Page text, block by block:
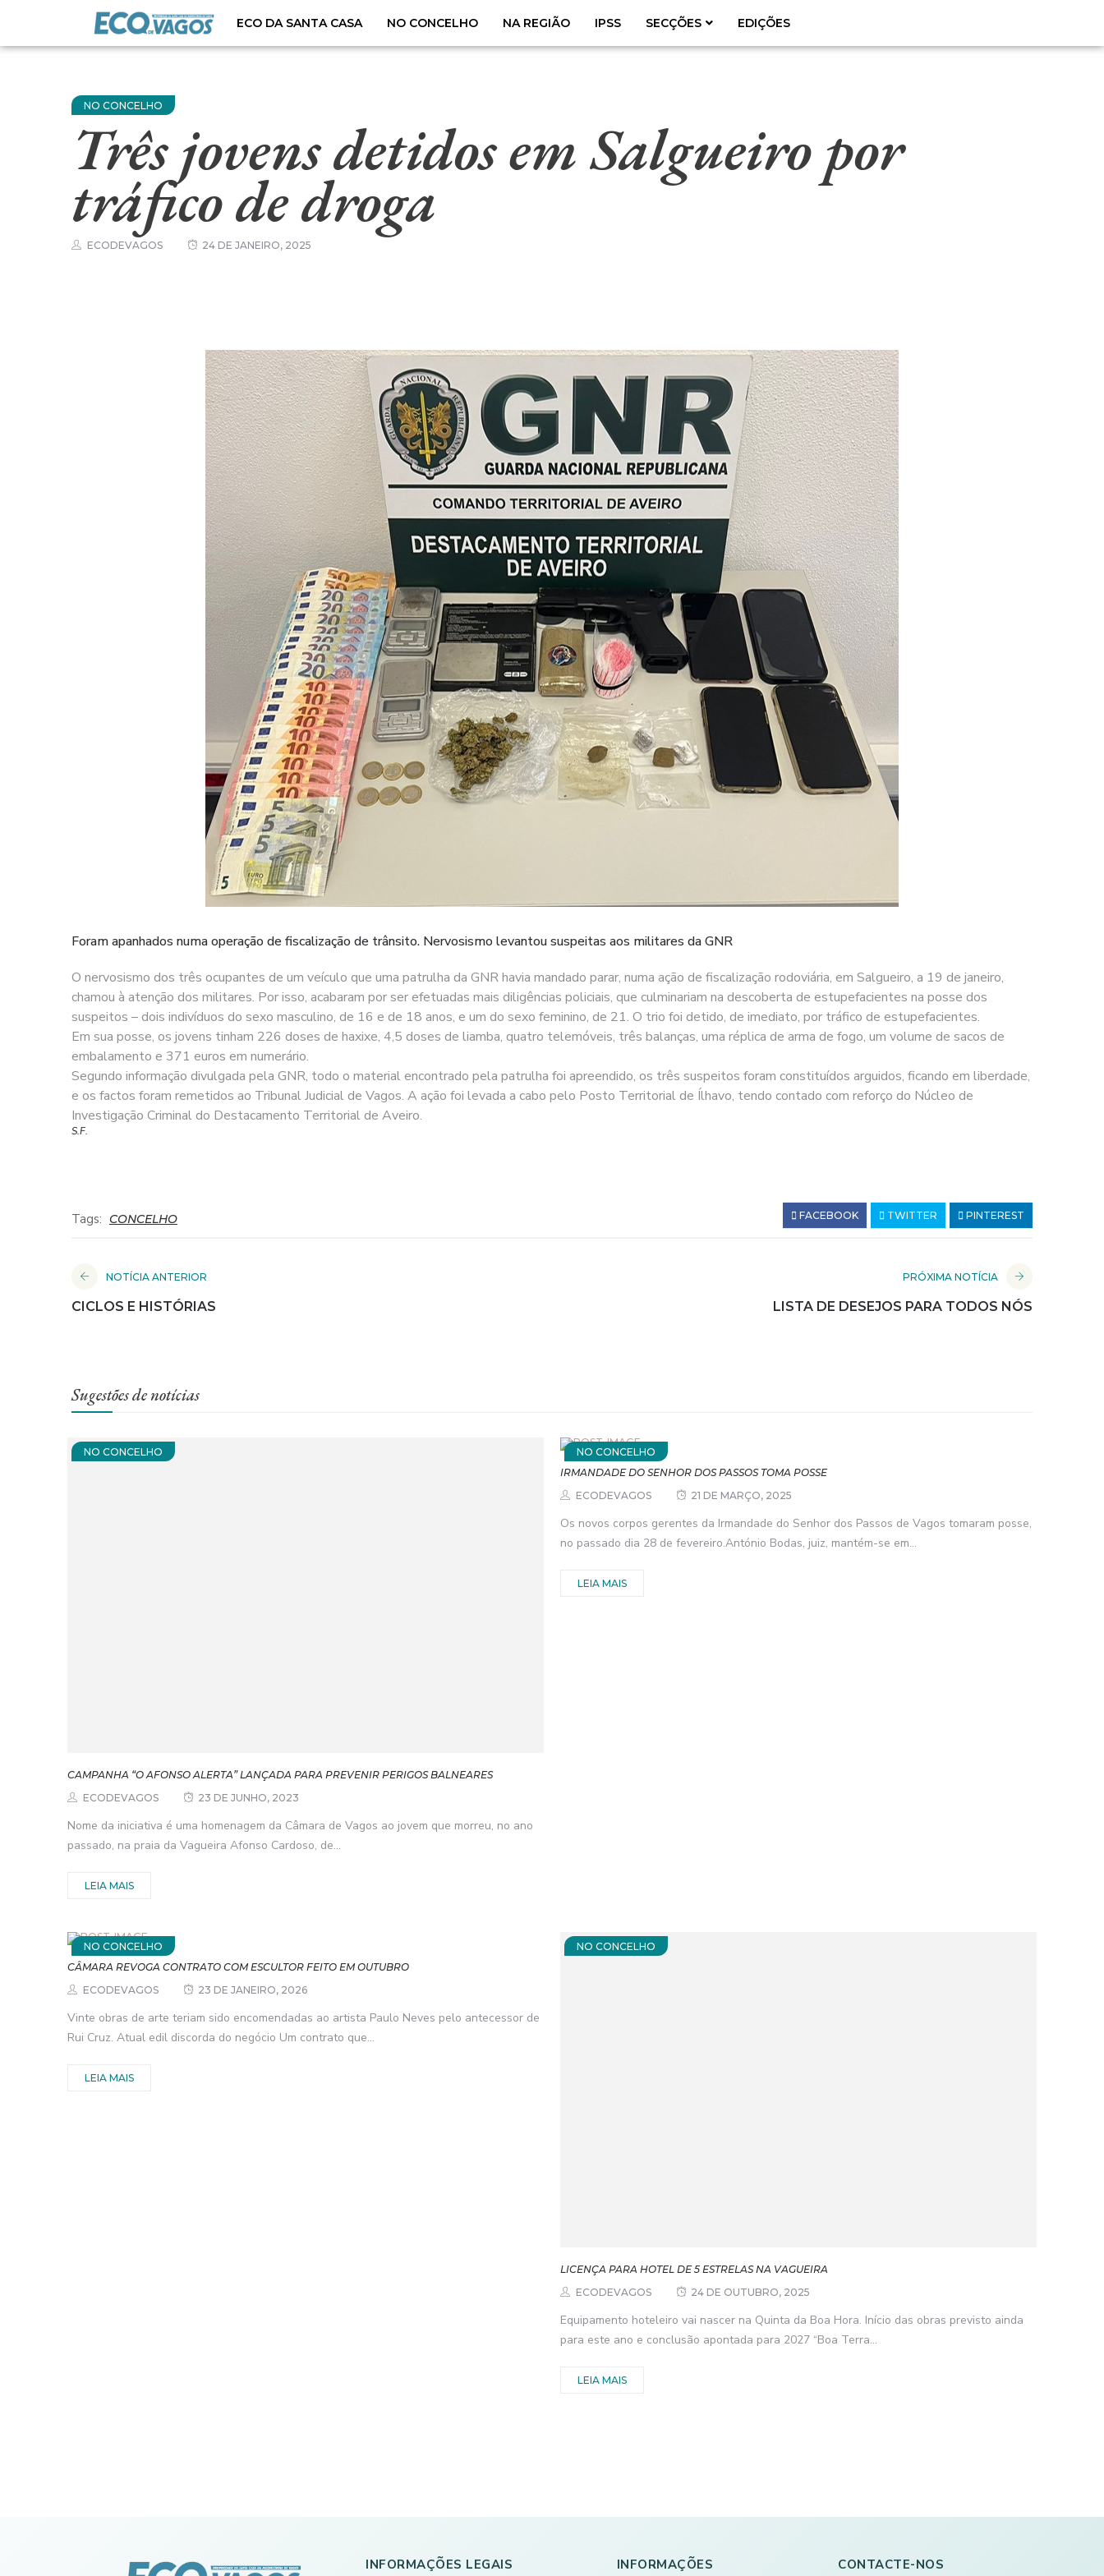
ECO DA SANTA CASA NO CONCELHO NA REGIÃO IPSS SECÇÕES EDIÇÕES
NO CONCELHO
Três jovens detidos em Salgueiro por
tráfico de droga
ECODEVAGOS 24 DE JANEIRO, 2025
Foram apanhados numa operação de fiscalização de trânsito. Nervosismo levantou suspeitas aos militares da GNR
O nervosismo dos três ocupantes de um veículo que uma patrulha da GNR havia mandado parar, numa ação de fiscalização rodoviária, em Salgueiro, a 19 de janeiro,
chamou à atenção dos militares. Por isso, acabaram por ser efetuadas mais diligências policiais, que culminariam na descoberta de estupefacientes na posse dos
suspeitos – dois indivíduos do sexo masculino, de 16 e de 18 anos, e um do sexo feminino, de 21. O trio foi detido, de imediato, por tráfico de estupefacientes.
Em sua posse, os jovens tinham 226 doses de haxixe, 4,5 doses de liamba, quatro telemóveis, três balanças, uma réplica de arma de fogo, um volume de sacos de
embalamento e 371 euros em numerário.
Segundo informação divulgada pela GNR, todo o material encontrado pela patrulha foi apreendido, os três suspeitos foram constituídos arguidos, ficando em liberdade,
e os factos foram remetidos ao Tribunal Judicial de Vagos. A ação foi levada a cabo pelo Posto Territorial de Ílhavo, tendo contado com reforço do Núcleo de
Investigação Criminal do Destacamento Territorial de Aveiro.
S.F.
Tags: CONCELHO FACEBOOK TWITTER PINTEREST
NOTÍCIA ANTERIOR
CICLOS E HISTÓRIAS
PRÓXIMA NOTÍCIA
LISTA DE DESEJOS PARA TODOS NÓS
Sugestões de notícias
NO CONCELHO
CAMPANHA “O AFONSO ALERTA” LANÇADA PARA PREVENIR PERIGOS BALNEARES
ECODEVAGOS
23 DE JUNHO, 2023
Nome da iniciativa é uma homenagem da Câmara de Vagos ao jovem que morreu, no ano
passado, na praia da Vagueira Afonso Cardoso, de...
LEIA MAIS
NO CONCELHO
IRMANDADE DO SENHOR DOS PASSOS TOMA POSSE
ECODEVAGOS
21 DE MARÇO, 2025
Os novos corpos gerentes da Irmandade do Senhor dos Passos de Vagos tomaram posse,
no passado dia 28 de fevereiro.António Bodas, juiz, mantém-se em...
LEIA MAIS
NO CONCELHO
CÂMARA REVOGA CONTRATO COM ESCULTOR FEITO EM OUTUBRO
ECODEVAGOS
23 DE JANEIRO, 2026
Vinte obras de arte teriam sido encomendadas ao artista Paulo Neves pelo antecessor de
Rui Cruz. Atual edil discorda do negócio Um contrato que...
LEIA MAIS
NO CONCELHO
LICENÇA PARA HOTEL DE 5 ESTRELAS NA VAGUEIRA
ECODEVAGOS
24 DE OUTUBRO, 2025
Equipamento hoteleiro vai nascer na Quinta da Boa Hora. Início das obras previsto ainda
para este ano e conclusão apontada para 2027 “Boa Terra...
LEIA MAIS
INFORMAÇÕES LEGAIS INFORMAÇÕES CONTACTE-NOS